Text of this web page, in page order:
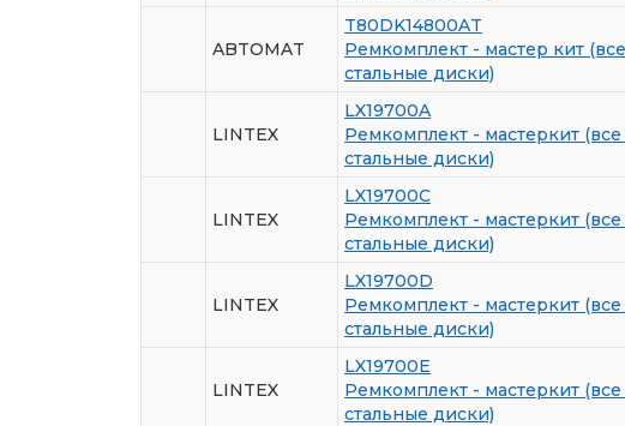
ABTOMAT
T80DK14800AT
Ремкомплект - мастер кит
стальные диски)
LINTEX
LX19700A
Ремкомплект - мастеркит
стальные диски)
LINTEX
LX19700C
Ремкомплект - мастеркит
стальные диски)
LINTEX
LX19700D
Ремкомплект - мастеркит
стальные диски)
LINTEX
LX19700E
Ремкомплект - мастеркит
стальные диски)